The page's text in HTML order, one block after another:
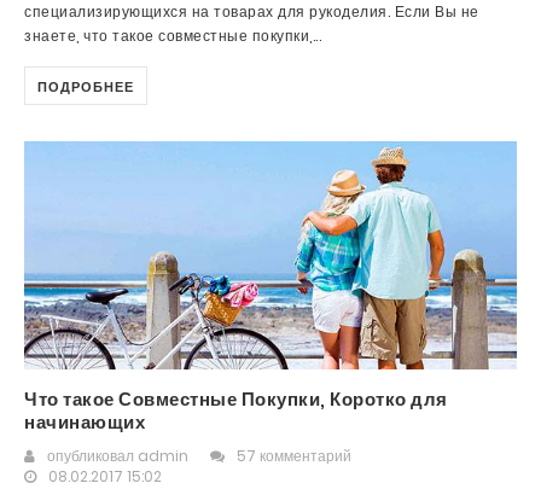
специализирующихся на товарах для рукоделия. Если Вы не
знаете, что такое совместные покупки,...
ПОДРОБНЕЕ
Что такое Совместные Покупки, Коротко для
начинающих
опубликовал admin
57 комментарий
08.02.2017 15:02